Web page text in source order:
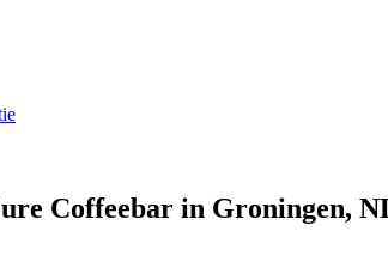
Coffeebar in Groningen,